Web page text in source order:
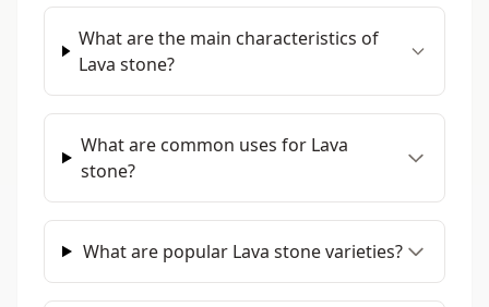
What are the main characteristics of
Lava stone?
What are common uses for Lava
stone?
What are popular Lava stone varieties?